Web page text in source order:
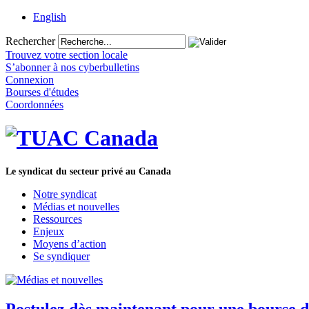
English
Rechercher
Trouvez votre section locale
S’abonner à nos cyberbulletins
Connexion
Bourses d'études
Coordonnées
Le syndicat du secteur privé au Canada
Notre syndicat
Médias et nouvelles
Ressources
Enjeux
Moyens d’action
Se syndiquer